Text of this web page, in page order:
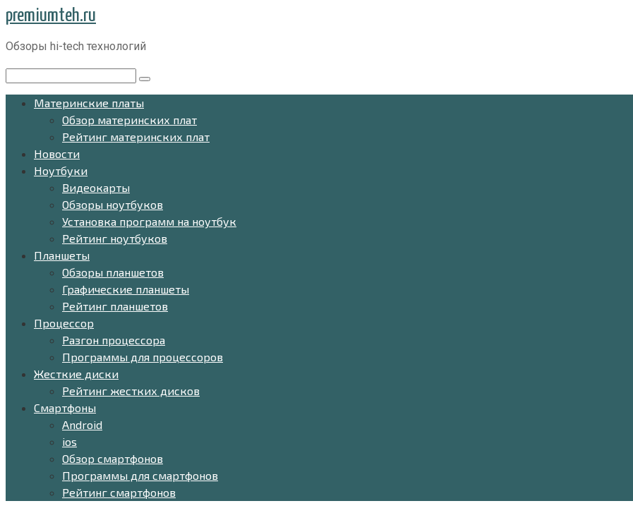
Перейти
контенту
premiumteh.ru
Обзоры hi-tech технологий
Материнские платы
Обзор материнских плат
Рейтинг материнских плат
Новости
Ноутбуки
Видеокарты
Обзоры ноутбуков
Установка программ на ноутбук
Рейтинг ноутбуков
Планшеты
Обзоры планшетов
Графические планшеты
Рейтинг планшетов
Процессор
Разгон процессора
Программы для процессоров
Жесткие диски
Рейтинг жестких дисков
Смартфоны
Android
ios
Обзор смартфонов
Программы для смартфонов
Рейтинг смартфонов